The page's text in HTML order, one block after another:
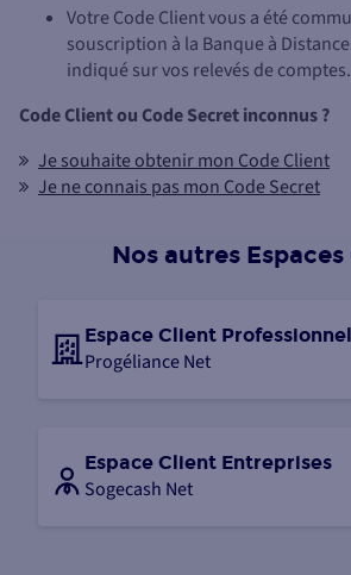
Votre Code Client vous a été
souscription à la Banque à
indiqué sur vos relevés de comptes.
Code Client ou Code Secret inconnus ?
Je souhaite obtenir mon Code Client
Je ne connais pas mon Code Secret
Nos autres
Espace Client
Progéliance Net
Espace Client Entreprises
Sogecash Net